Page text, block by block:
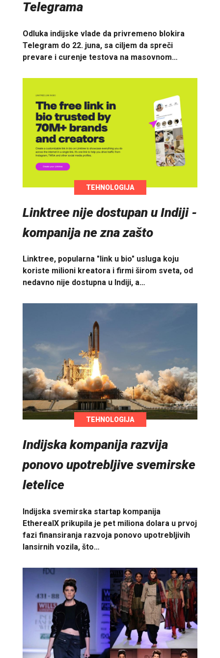
Telegrama
Odluka indijske vlade da privremeno blokira
Telegram do 22. juna, sa ciljem da spreči
prevare i curenje testova na masovnom…
TEHNOLOGIJA
Linktree nije dostupan u Indiji -
kompanija ne zna zašto
Linktree, popularna "link u bio" usluga koju
koriste milioni kreatora i firmi širom sveta, od
nedavno nije dostupna u Indiji, a…
TEHNOLOGIJA
Indijska kompanija razvija
ponovo upotrebljive svemirske
letelice
Indijska svemirska startap kompanija
EtherealX prikupila je pet miliona dolara u prvoj
fazi finansiranja razvoja ponovo upotrebljivih
lansirnih vozila, što…